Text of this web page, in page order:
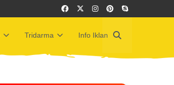
Tridarma Info Iklan